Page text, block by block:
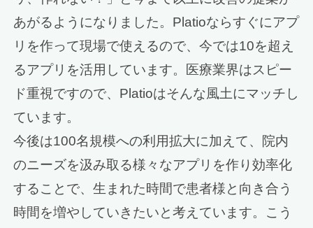
あがるようになりました。Platioならすぐにアプ
リを作って現場で使えるので、今では10を超え
るアプリを活用しています。医療業界はスピー
ド重視ですので、Platioはそんな風土にマッチし
ています。
今後は100名規模への利用拡大に加えて、院内
のニーズを汲み取る様々なアプリを作り効率化
することで、生まれた時間で患者様と向き合う
時間を増やしていきたいと考えています。こう